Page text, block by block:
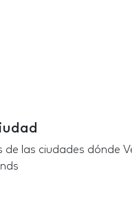
de las ciudades dónde